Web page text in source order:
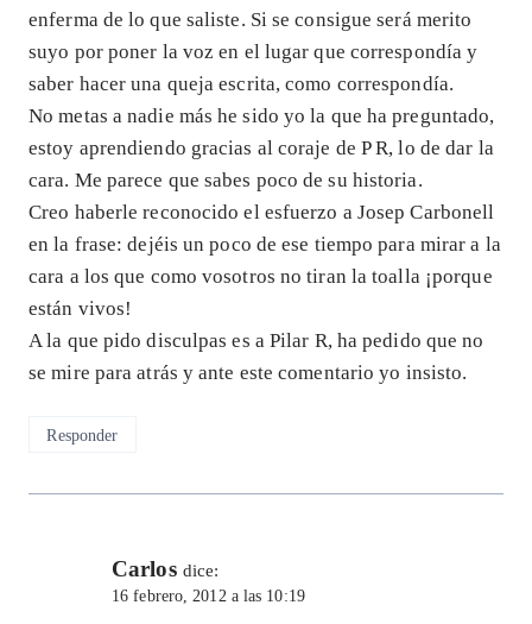
enferma de lo que saliste. Si se consigue será merito
suyo por poner la voz en el lugar que correspondía y
saber hacer una queja escrita, como correspondía.
No metas a nadie más he sido yo la que ha preguntado,
estoy aprendiendo gracias al coraje de P R, lo de dar la
cara. Me parece que sabes poco de su historia.
Creo haberle reconocido el esfuerzo a Josep Carbonell
en la frase: dejéis un poco de ese tiempo para mirar a la
cara a los que como vosotros no tiran la toalla ¡porque
están vivos!
A la que pido disculpas es a Pilar R, ha pedido que no
se mire para atrás y ante este comentario yo insisto.
Responder
Carlos dice:
16 febrero, 2012 a las 10:19